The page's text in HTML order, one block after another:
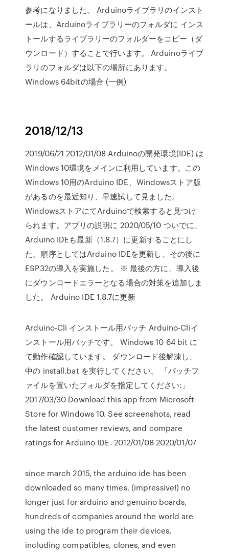
参考になりました。 Arduinoライブラリのインスト
ールは、Arduinoライブラリーのフォルダに インス
トールするライブラリーのフォルダーをコピー（ダ
ウンロード）することで行います。 Arduinoライブ
ラリのフォルダは以下の場所にあります。
Windows 64bitの場合 (一例)
2018/12/13
2019/06/21 2012/01/08 Arduinoの開発環境(IDE) は
Windows 10環境をメインに利用しています。この
Windows 10用のArduino IDE、Windowsストア版
があるのを最近知り、早速試して見ました。
WindowsストアにてArduinoで検索すると見つけ
られます。アプリの説明に 2020/05/10 ついでに、
Arduino IDEも最新（1.8.7）に更新することにし
た。順序としてはArduino IDEを更新し、その後に
ESP32の導入を実施した。 ※ 最後の方に、導入後
にダウンロードエラーとなる場合の対策を追加しま
した。 Arduino IDE 1.8.7に更新
Arduino-Cli インストール用バッチ Arduino-Cliイ
ンストール用バッチです。 Windows 10 64 bit に
て動作確認しています。 ダウンロード後解凍し、
中の install.bat を実行してください。 「バッチフ
ァイルを置いたフォルダを指定してください:」
2017/03/30 Download this app from Microsoft
Store for Windows 10. See screenshots, read
the latest customer reviews, and compare
ratings for Arduino IDE. 2012/01/08 2020/01/07
since march 2015, the arduino ide has been
downloaded so many times. (impressive!) no
longer just for arduino and genuino boards,
hundreds of companies around the world are
using the ide to program their devices,
including compatibles, clones, and even